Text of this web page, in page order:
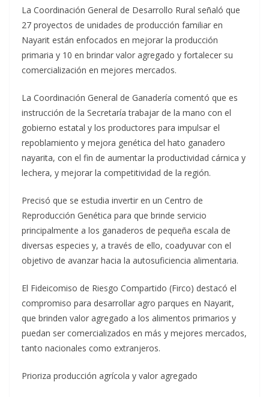
La Coordinación General de Desarrollo Rural señaló que
27 proyectos de unidades de producción familiar en
Nayarit están enfocados en mejorar la producción
primaria y 10 en brindar valor agregado y fortalecer su
comercialización en mejores mercados.
La Coordinación General de Ganadería comentó que es
instrucción de la Secretaría trabajar de la mano con el
gobierno estatal y los productores para impulsar el
repoblamiento y mejora genética del hato ganadero
nayarita, con el fin de aumentar la productividad cárnica y
lechera, y mejorar la competitividad de la región.
Precisó que se estudia invertir en un Centro de
Reproducción Genética para que brinde servicio
principalmente a los ganaderos de pequeña escala de
diversas especies y, a través de ello, coadyuvar con el
objetivo de avanzar hacia la autosuficiencia alimentaria.
El Fideicomiso de Riesgo Compartido (Firco) destacó el
compromiso para desarrollar agro parques en Nayarit,
que brinden valor agregado a los alimentos primarios y
puedan ser comercializados en más y mejores mercados,
tanto nacionales como extranjeros.
Prioriza producción agrícola y valor agregado